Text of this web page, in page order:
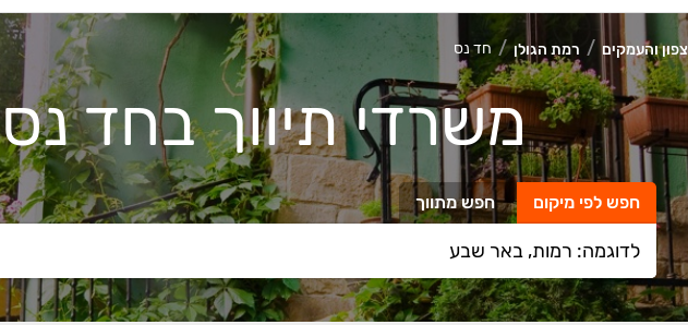
צפון והעמקים רמת הגולן חד נס
משרדי תיווך בחד נס
חפש לפי מיקום חפש מתווך